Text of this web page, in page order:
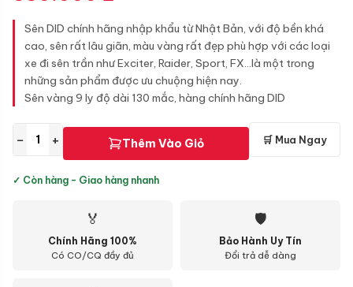
Sên DID chính hãng nhập khẩu từ Nhật Bản, với độ bền khá
cao, sên rất lâu giãn, màu vàng rất đẹp phù hợp với các loại
xe đi sên trần như Exciter, Raider, Sport, FX...là một trong
những sản phẩm được ưu chuộng hiện nay.
Sên vàng 9 ly độ dài 130 mắc, hàng chính hãng DID
− + Thêm Vào Giỏ 🛒 Mua Ngay
✓ Còn hàng - Giao hàng nhanh
🏅
Chính Hãng 100%
Có CO/CQ đầy đủ
🛡
Bảo Hành Uy Tín
Đổi trả dễ dàng